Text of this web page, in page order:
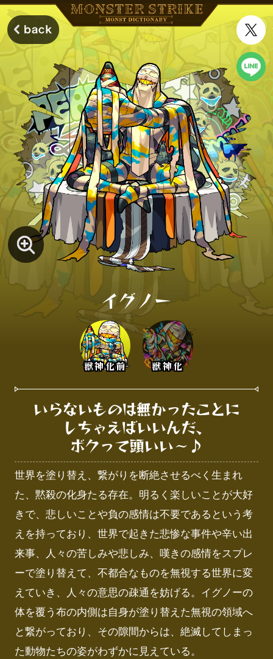
イグノー
獣神化前 獣神化
いらないものは無かったことに
しちゃえばいいんだ、
ボクって頭いい～♪
世界を塗り替え、繋がりを断絶させるべく生まれ
た、黙殺の化身たる存在。明るく楽しいことが大好
きで、悲しいことや負の感情は不要であるという考
えを持っており、世界で起きた悲惨な事件や辛い出
来事、人々の苦しみや悲しみ、嘆きの感情をスプレ
ーで塗り替えて、不都合なものを無視する世界に変
えていき、人々の意思の疎通を妨げる。イグノーの
体を覆う布の内側は自身が塗り替えた無視の領域へ
と繋がっており、その隙間からは、絶滅してしまっ
た動物たちの姿がわずかに見えている。